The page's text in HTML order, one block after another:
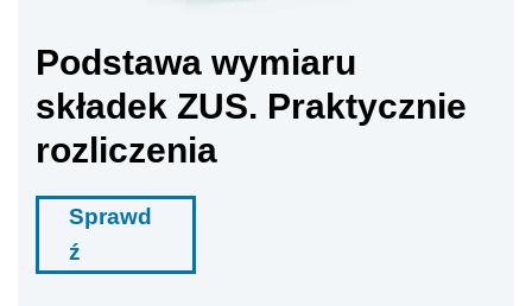
Podstawa wymiaru
składek ZUS. Praktycznie
rozliczenia
Sprawd
ź